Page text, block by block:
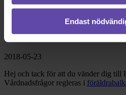
Endast
Dela fråga
Rådgivarens svar
2018-05-23
Hej och tack för att du vänder dig till
Vårdnadsfrågor regleras i